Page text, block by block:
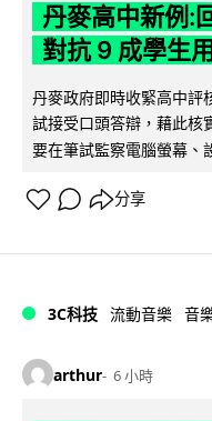
丹麥高中新例:
對抗 9 成學生
丹麥政府即時收緊高中評
試接受口頭答辯，藉此核
要在筆試監察電腦螢幕、
分享
3C科技 流動音樂 音
arthur 6 小時